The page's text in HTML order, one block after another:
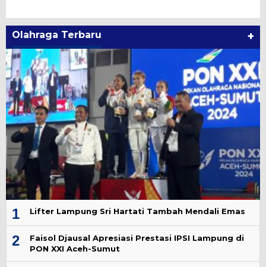
Olahraga Terbaru +
1 Lifter Lampung Sri Hartati Tambah Mendali Emas
2
Faisol Djausal Apresiasi Prestasi IPSI Lampung di
PON XXI Aceh-Sumut